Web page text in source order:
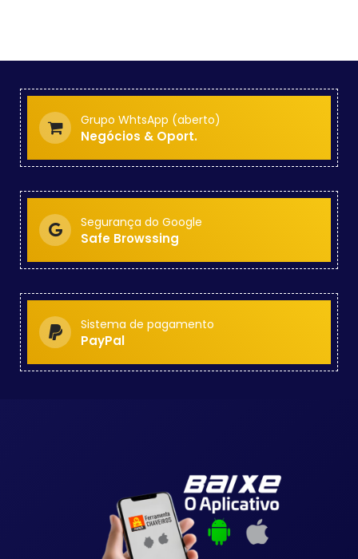
Grupo WhtsApp (aberto)
Negócios & Oport.
Segurança do Google
Safe Browssing
Sistema de pagamento
PayPal